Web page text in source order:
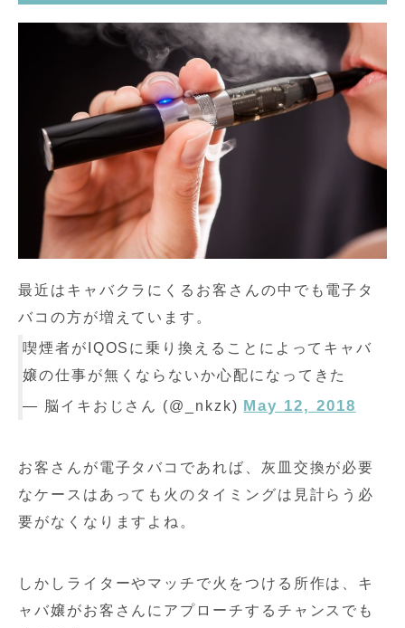
最近はキャバクラにくるお客さんの中でも電子タ
バコの方が増えています。
喫煙者がIQOSに乗り換えることによってキャバ
嬢の仕事が無くならないか心配になってきた
— 脳イキおじさん (@_nkzk) May 12, 2018
お客さんが電子タバコであれば、灰皿交換が必要
なケースはあっても火のタイミングは見計らう必
要がなくなりますよね。
しかしライターやマッチで火をつける所作は、キ
ャバ嬢がお客さんにアプローチするチャンスでも